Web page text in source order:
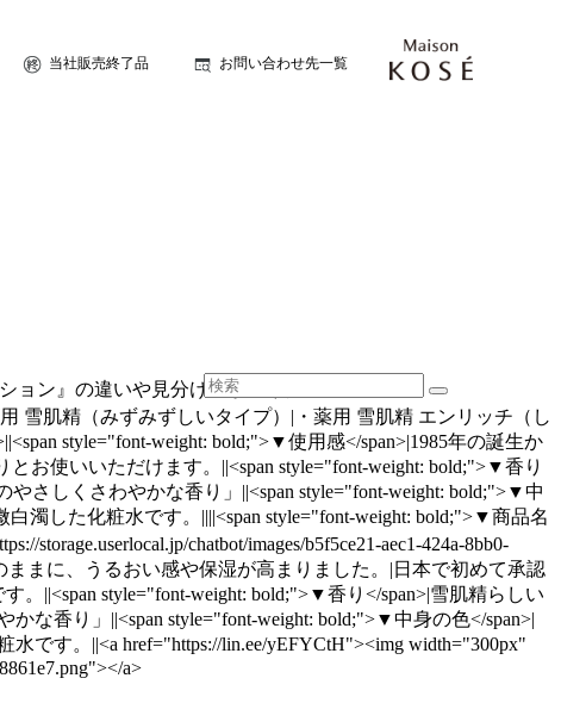
当社販売終了品 お問い合わせ先一覧
ョン』の違いや見分け方が知りたい。
雪肌精（みずみずしいタイプ）|・薬用 雪肌精 エンリッチ（し
style="font-weight: bold;">▼使用感</span>|1985年の誕生か
お使いいただけます。||<span style="font-weight: bold;">▼香り
さしくさわやかな香り」||<span style="font-weight: bold;">▼中
白濁した化粧水です。||||<span style="font-weight: bold;">▼商品名
chatbot/images/b5f5ce21-aec1-424a-8bb0-
ままに、うるおい感や保湿が高まりました。|日本で初めて承認
||<span style="font-weight: bold;">▼香り</span>|雪肌精らしい
な香り」||<span style="font-weight: bold;">▼中身の色</span>|
水です。||<a href="https://lin.ee/yEFYCtH"><img width="300px"
a>